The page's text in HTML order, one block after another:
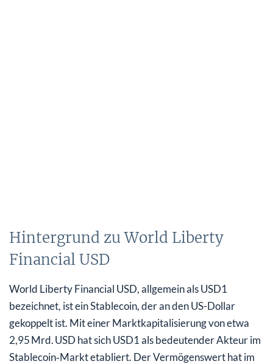
Hintergrund zu World Liberty
Financial USD
World Liberty Financial USD, allgemein als USD1
bezeichnet, ist ein Stablecoin, der an den US-Dollar
gekoppelt ist. Mit einer Marktkapitalisierung von etwa
2,95 Mrd. USD hat sich USD1 als bedeutender Akteur im
Stablecoin‑Markt etabliert. Der Vermögenswert hat im